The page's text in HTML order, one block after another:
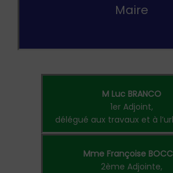
Maire
M Luc BRANCO
1er Adjoint,
délégué aux travaux et à
Mme Françoise
2ème Adjointe,